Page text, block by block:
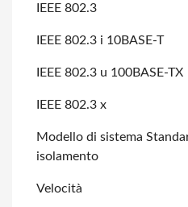
IEEE 802.3
IEEE 802.3 i 10BASE-T
IEEE 802.3 u 100BASE-TX
IEEE 802.3 x
Modello di sistema
isolamento
Velocità